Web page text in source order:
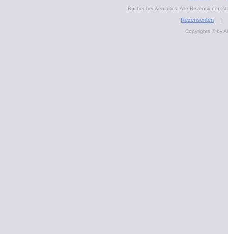
Bücher bei webcritics: Alle Rezensionen
Rezensenten
|
Copyrights © by